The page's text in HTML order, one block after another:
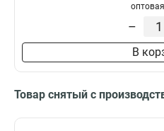
–
В
Товар снятый с